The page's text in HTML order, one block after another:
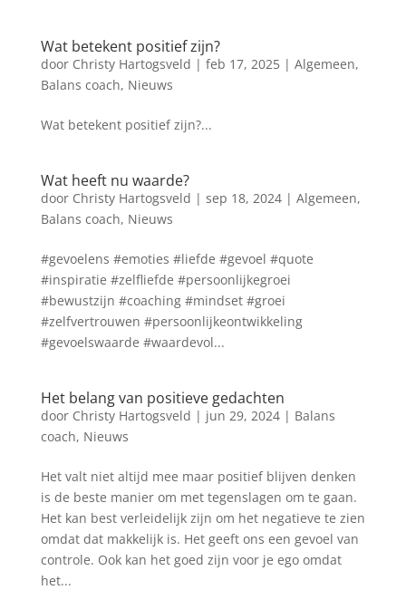
Wat betekent positief zijn?
door Christy Hartogsveld | feb 17, 2025| Algemeen,
Balans coach, Nieuws
Wat betekent positief zijn?...
Wat heeft nu waarde?
door Christy Hartogsveld | sep 18, 2024| Algemeen,
Balans coach, Nieuws
#gevoelens #emoties #liefde #gevoel #quote
#inspiratie #zelfliefde #persoonlijkegroei
#bewustzijn #coaching #mindset #groei
#zelfvertrouwen #persoonlijkeontwikkeling
#gevoelswaarde #waardevol...
Het belang van positieve gedachten
door Christy Hartogsveld | jun 29, 2024| Balans
coach, Nieuws
Het valt niet altijd mee maar positief blijven denken
is de beste manier om met tegenslagen om te gaan.
Het kan best verleidelijk zijn om het negatieve te zien
omdat dat makkelijk is. Het geeft ons een gevoel van
controle. Ook kan het goed zijn voor je ego omdat
het...